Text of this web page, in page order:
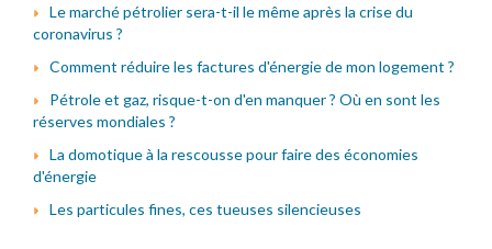
Le marché pétrolier sera-t-il le même après la crise du
coronavirus ?
Comment réduire les factures d'énergie de mon logement ?
Pétrole et gaz, risque-t-on d'en manquer ? Où en sont les
réserves mondiales ?
La domotique à la rescousse pour faire des économies
d'énergie
Les particules fines, ces tueuses silencieuses